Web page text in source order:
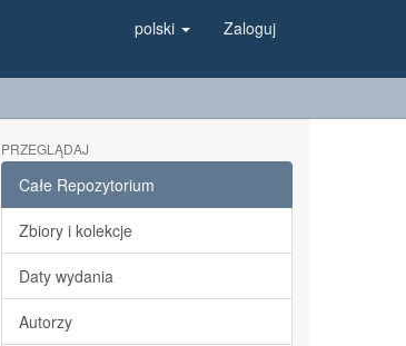
polski Zaloguj
PRZEGLĄDAJ
Całe Repozytorium
Zbiory i kolekcje
Daty wydania
Autorzy